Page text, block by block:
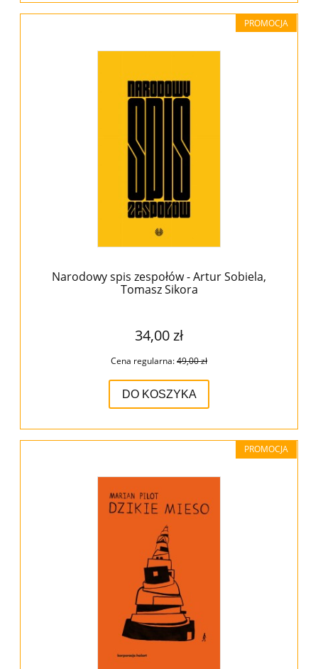
Narodowy spis zespołów - Artur Sobiela,
Tomasz Sikora
34,00 zł
Cena regularna:49,00 zł
DO KOSZYKA
PROMOCJA
PROMOCJA